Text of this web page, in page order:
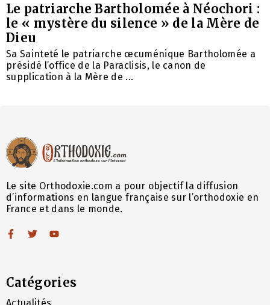
Le patriarche Bartholomée à Néochori :
le « mystère du silence » de la Mère de
Dieu
Sa Sainteté le patriarche œcuménique Bartholomée a
présidé l’office de la Paraclisis, le canon de
supplication à la Mère de ...
Le site Orthodoxie.com a pour objectif la diffusion
d’informations en langue française sur l’orthodoxie en
France et dans le monde.
Catégories